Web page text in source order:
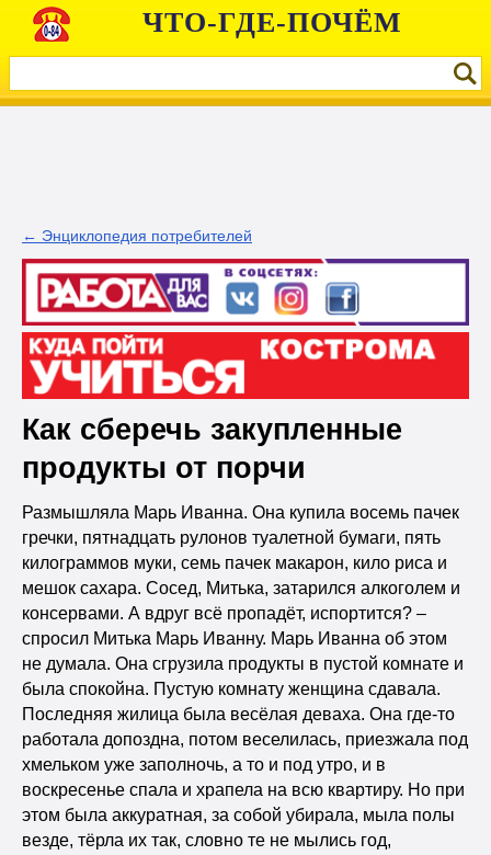
ЧТО-ГДЕ-ПОЧЁМ
← Энциклопедия потребителей
Как сберечь закупленные
продукты от порчи
Размышляла Марь Иванна. Она купила восемь пачек
гречки, пятнадцать рулонов туалетной бумаги, пять
килограммов муки, семь пачек макарон, кило риса и
мешок сахара. Сосед, Митька, затарился алкоголем и
консервами. А вдруг всё пропадёт, испортится? –
спросил Митька Марь Иванну. Марь Иванна об этом
не думала. Она сгрузила продукты в пустой комнате и
была спокойна. Пустую комнату женщина сдавала.
Последняя жилица была весёлая деваха. Она где-то
работала допоздна, потом веселилась, приезжала под
хмельком уже заполночь, а то и под утро, и в
воскресенье спала и храпела на всю квартиру. Но при
этом была аккуратная, за собой убирала, мыла полы
везде, тёрла их так, словно те не мылись год,